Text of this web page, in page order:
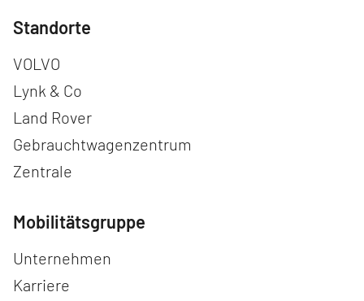
Standorte
Navigation überspringen
VOLVO
Lynk & Co
Land Rover
Gebrauchtwagenzentrum
Zentrale
Mobilitätsgruppe
Navigation überspringen
Unternehmen
Karriere